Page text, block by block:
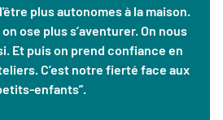
plus autonomes à la maison.
ose plus s’aventurer. On nous
Et puis on prend confiance en
C’est notre fierté face aux
enfants”.